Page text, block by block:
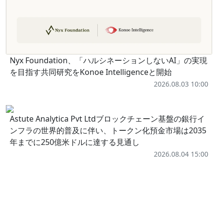
Nyx Foundation、「ハルシネーションしないAI」の実現
を目指す共同研究をKonoe Intelligenceと開始
2026.08.03 10:00
Astute Analytica Pvt Ltdブロックチェーン基盤の銀行イ
ンフラの世界的普及に伴い、トークン化預金市場は2035
年までに250億米ドルに達する見通し
2026.08.04 15:00